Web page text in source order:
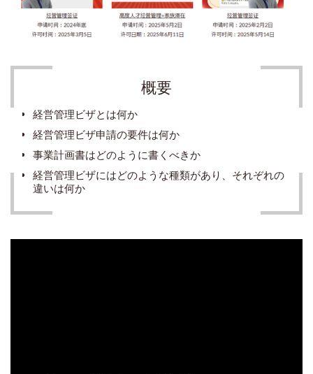
概要
経営管理ビザとは何か
経営管理ビザ申請の要件は何か
事業計画書はどのように書くべきか
経営管理ビザにはどのような種類があり、それぞれの
違いは何か